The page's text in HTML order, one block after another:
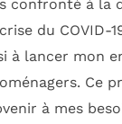
confronté à
du COVID-
à lancer mon
Ce
à mes